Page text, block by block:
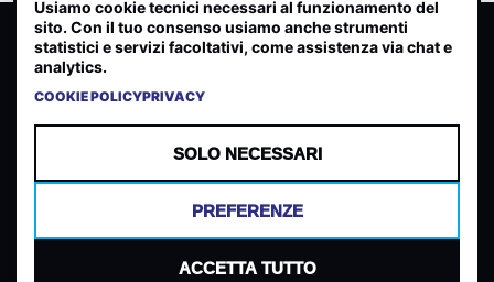
CLASSIFICA INDIE
Classifica per indice di gradimento generata dall analisi di
TERMINI E CONDIZIONI PRIVACY POLICY
COOKIES PREFERENZE COOKIES
Usiamo cookie tecnici necessari al funzionamento del
sito. Con il tuo consenso usiamo anche strumenti
statistici e servizi facoltativi, come assistenza via chat e
analytics.
COOKIE POLICYPRIVACY
SOLO NECESSARI
PREFERENZE
ACCETTA TUTTO